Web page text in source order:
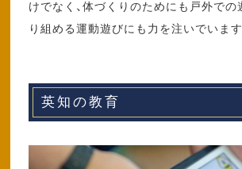
けでなく、体づくりのためにも戸外での
り組める運動遊びにも力を注いでいます
英知の教育